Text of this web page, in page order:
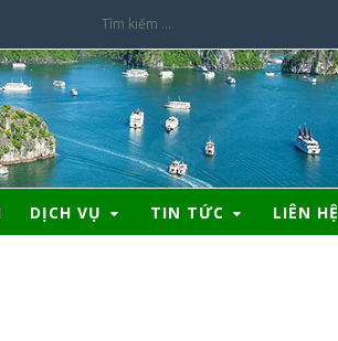
DỊCH VỤ TIN TỨC LIÊN HỆ